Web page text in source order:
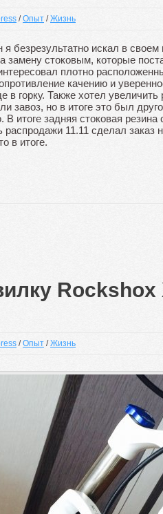
/Опыт /Жизнь
безрезультатно искал в своем
замену стоковым, которые
плотно
качению и
в горку. Также хотел
завоз, но в итоге это был
В итоге задняя стоковая
11.11 сделал заказ
в итоге.
Rockshox
/Опыт /Жизнь